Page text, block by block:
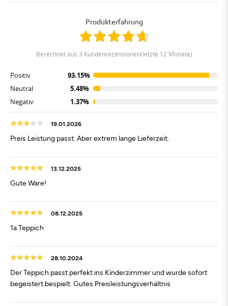
Produkterfahrung
berechnet aus 3 Kundenrezensionen(letzte 12 Monate)
Positiv
93.15%
Neutral
5.48%
Negativ
1.37%
19.01.2026
Preis Leistung passt. Aber extrem lange Lieferzeit.
13.12.2025
Gute Ware!
08.12.2025
1a Teppich
28.10.2024
Der Teppich passt perfekt ins Kinderzimmer und wurde sofort
begeistert bespielt. Gutes Preisleistungsverhältnis